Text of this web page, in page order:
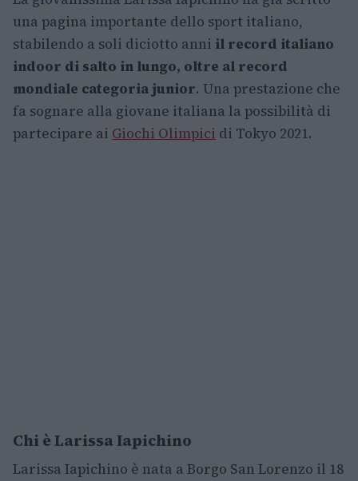
una pagina importante dello sport italiano,
stabilendo a soli diciotto anni il record italiano
indoor di salto in lungo, oltre al record
mondiale categoria junior. Una prestazione che
fa sognare alla giovane italiana la possibilità di
partecipare ai Giochi Olimpici di Tokyo 2021.
Chi è Larissa Iapichino
Larissa Iapichino è nata a Borgo San Lorenzo il 18